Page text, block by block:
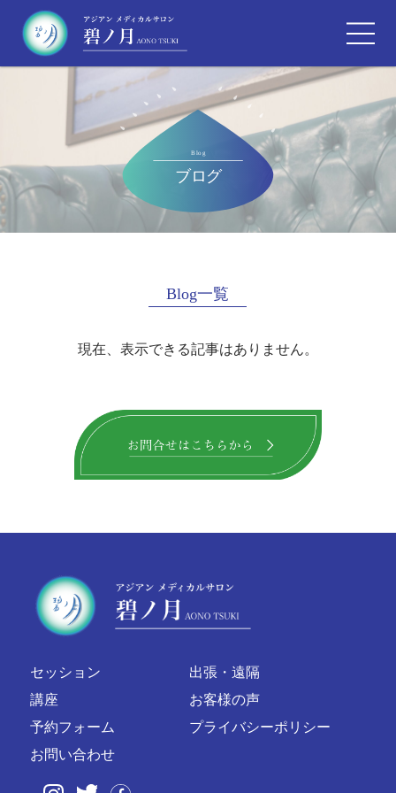
Blog一覧
現在、表示できる記事はありません。
セッション
講座
出張・遠隔
お客様の声
予約フォーム
お問い合わせ
プライバシーポリシー